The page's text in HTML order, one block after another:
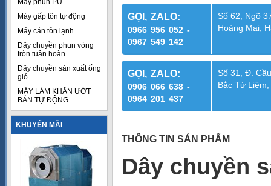
Máy phun PU
Máy gấp tôn tự động
Máy cán tôn lạnh
Dây chuyền phun vòng
tròn tuần hoàn
Dây chuyền sản xuất ống
gió
MÁY LÀM KHĂN ƯỚT
BÁN TỰ ĐỘNG
KHUYẾN MÃI
GỌI, ZALO:
0966 956 052 -
0967 549 142
Số 62, Ngõ
Hoàng Mai,
GỌI, ZALO:
0906 066 638 -
0964 201 437
Số 31, Đ.
Bắc Từ
THÔNG TIN SẢN PHẨM
Dây chuyền